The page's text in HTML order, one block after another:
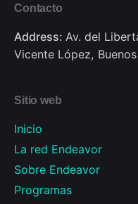
Contacto
Address: Av. del
Vicente López,
Sitio web
Inicio
La red Endeavor
Sobre Endeavor
Programas